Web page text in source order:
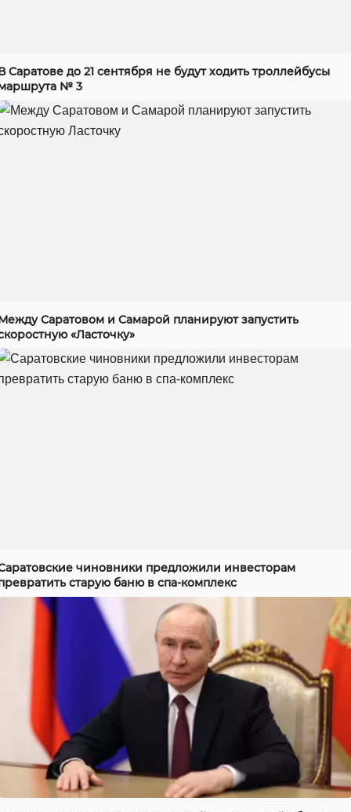
Саратове до 21 сентября не будут ходить троллейбусы
№ 3
Саратовом и Самарой планируют запустить
«Ласточку»
чиновники предложили инвесторам
старую баню в спа-комплекс